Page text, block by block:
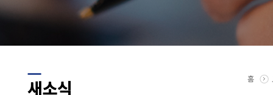
새소식 홈